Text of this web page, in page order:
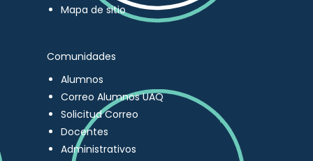
Mapa de sitio
Comunidades
Alumnos
Correo Alumnos UAQ
Solicitud Correo
Docentes
Administrativos